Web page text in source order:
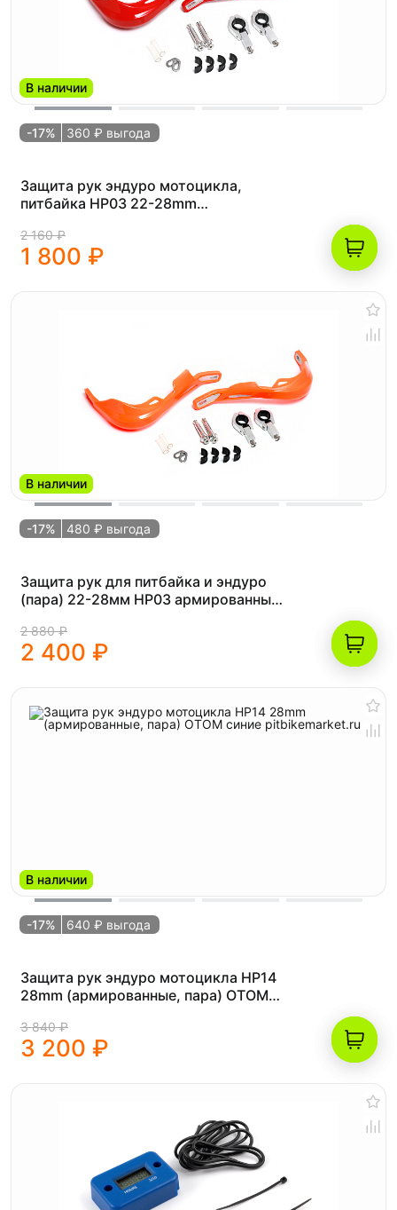
В наличии
-17% 360 ₽ выгода
Защита рук эндуро мотоцикла,
питбайка HP03 22-28mm
2 160 ₽
1 800 ₽
В наличии
-17% 480 ₽ выгода
Защита рук для питбайка и эндуро
(пара) 22-28мм HP03 армированные
2 880 ₽
2 400 ₽
В наличии
-17% 640 ₽ выгода
Защита рук эндуро мотоцикла HP14
28mm (армированные, пара) OTOM
3 840 ₽
3 200 ₽